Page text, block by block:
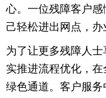
心。一位残障客户感
己轻松进出网点，
为了让更多残障人
实推进流程优化，
绿色通道。客户服